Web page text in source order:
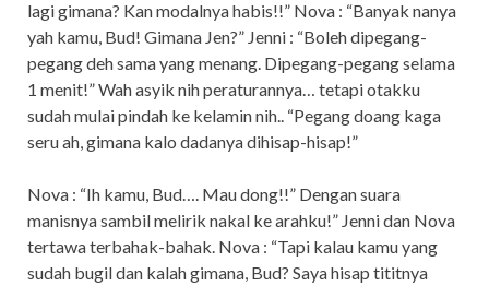
lagi gimana? Kan modalnya habis!!” Nova : “Banyak nanya
yah kamu, Bud! Gimana Jen?” Jenni : “Boleh dipegang-
pegang deh sama yang menang. Dipegang-pegang selama
1 menit!” Wah asyik nih peraturannya… tetapi otakku
sudah mulai pindah ke kelamin nih.. “Pegang doang kaga
seru ah, gimana kalo dadanya dihisap-hisap!”
Nova : “Ih kamu, Bud…. Mau dong!!” Dengan suara
manisnya sambil melirik nakal ke arahku!” Jenni dan Nova
tertawa terbahak-bahak. Nova : “Tapi kalau kamu yang
sudah bugil dan kalah gimana, Bud? Saya hisap tititnya